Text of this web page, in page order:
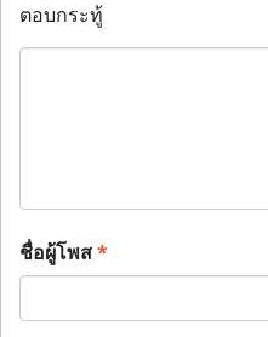
ตอบกระทู้
ชื่อผู้โพส*